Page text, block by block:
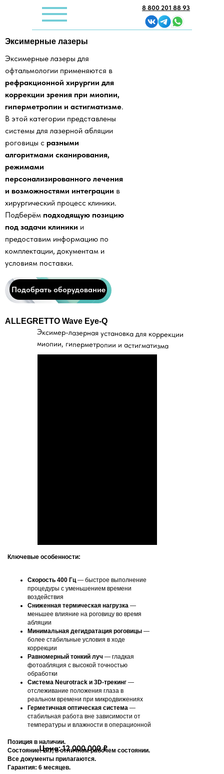
8 800 201 88 93
Эксимерные лазеры
Эксимерные лазеры для
офтальмологии применяются в
рефракционной хирургии для
коррекции зрения при миопии,
гиперметропии и астигматизме.
В этой категории представлены
системы для лазерной абляции
роговицы с разными
алгоритмами сканирования,
режимами
персонализированного лечения
и возможностями интеграции в
хирургический процесс клиники.
Подберём подходящую позицию
под задачи клиники и
предоставим информацию по
комплектации, документам и
условиям поставки.
Подобрать оборудование
ALLEGRETTO Wave Eye-Q
Ключевые особенности:
Скорость 400 Гц— быстрое выполнение
процедуры с уменьшением времени
воздействия
Сниженная термическая нагрузка —
меньшее влияние на роговицу во время
абляции
Минимальная дегидратация роговицы —
более стабильные условия в ходе
коррекции
Равномерный тонкий луч — гладкая
фотоабляция с высокой точностью
обработки
Система Neurotrack и 3D-трекинг —
отслеживание положения глаза в
реальном времени при микродвижениях
Герметичная оптическая система —
стабильная работа вне зависимости от
температуры и влажности в операционной
Позиция в наличии.
Состояние: Б/У, в отличном рабочем состоянии.
Все документы прилагаются.
Гарантия: 6 месяцев.
Эксимер-лазерная установка для коррекции
миопии, гиперметропии и астигматизма
Цена: 12 000 000 ₽